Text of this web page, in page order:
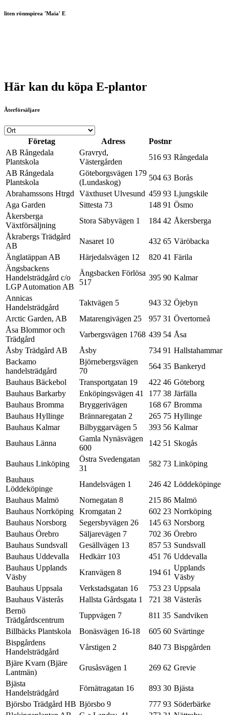
liten rönnspirea 'Maia' E
Här kan du köpa E-plantor
Återförsäljare
Företag Adress
Postnr
AB Rångedala
Plantskola
Gravryd,
Västergården
516 93 Rångedala
AB Rångedala
Plantskola
Göteborgsvägen 179
(Lundaskog)
504 63 Borås
Abrahamssons Htrgd Växthuset Ulvesund 459 93 Ljungskile
Aga Garden
Sittesta 73 148 91 Ösmo
Åkersberga
Växtförsäljning
Stora Säbyvägen 1 184 42 Åkersberga
Åkrabergs Trädgård
AB
Nasaret 10 432 65 Väröbacka
Änglatäppan AB
Härjedalsvägen 12 820 41 Färila
Ängsbackens
Handelsträdgård c/o
LGP Automation AB
Ängsbacken Förlösa
517
395 90 Kalmar
Annicas
Handelsträdgård
Taktvägen 5 943 32 Öjebyn
Arctic Garden, AB
Matarengivägen 25 957 31 Övertorneå
Åsa Blommor och
Trädgård
Varbergsvägen 1768 439 54 Åsa
Åsby Trädgård AB
Åsby 734 91 Hallstahammar
Backamo
handelsträdgård
Björnebergsvägen
70
564 35 Bankeryd
Bauhaus Bäckebol
Transportgatan 19 422 46 Göteborg
Bauhaus Barkarby
Enköpingsvägen 41 177 38 Järfälla
Bauhaus Bromma
Bryggerivägen 168 67 Bromma
Bauhaus Hyllinge
Brännaregatan 2 265 75 Hyllinge
Bauhaus Kalmar
Bilbyggarvägen 5 393 56 Kalmar
Bauhaus Länna
Gamla Nynäsvägen
600
142 51 Skogås
Bauhaus Linköping
Östra Svedengatan
31
582 73 Linköping
Bauhaus
Löddeköpinge
Handelsvägen 1 246 42 Löddeköpinge
Bauhaus Malmö
Nornegatan 8 215 86 Malmö
Bauhaus Norrköping
Kromgatan 2 602 23 Norrköping
Bauhaus Norsborg
Segersbyvägen 26 145 63 Norsborg
Bauhaus Örebro
Säljarevägen 7 702 36 Örebro
Bauhaus Sundsvall
Gesällvägen 13 857 53 Sundsvall
Bauhaus Uddevalla
Hedkärr 103 451 76 Uddevalla
Bauhaus Upplands
Väsby
Kranvägen 8 194 61
Upplands
Väsby
Bauhaus Uppsala
Verkstadsgatan 16 753 23 Uppsala
Bauhaus Västerås
Hallsta Gårdsgata 1 721 38 Västerås
Bernö
Trädgårdscentrum
Tuppvägen 7 811 35 Sandviken
Billbäcks Plantskola
Bonäsvägen 16-18 605 60 Svärtinge
Bispgårdens
Handelsträdgård
Vårstigen 2 840 73 Bispgården
Bjäre Kvarn (Bjäre
Lantmän)
Grusåsvägen 1 269 62 Grevie
Bjästa
Handelsträdgård
Förnätragatan 16 893 30 Bjästa
Björsbo Trädgård HB Björsbo 9 777 93 Söderbärke